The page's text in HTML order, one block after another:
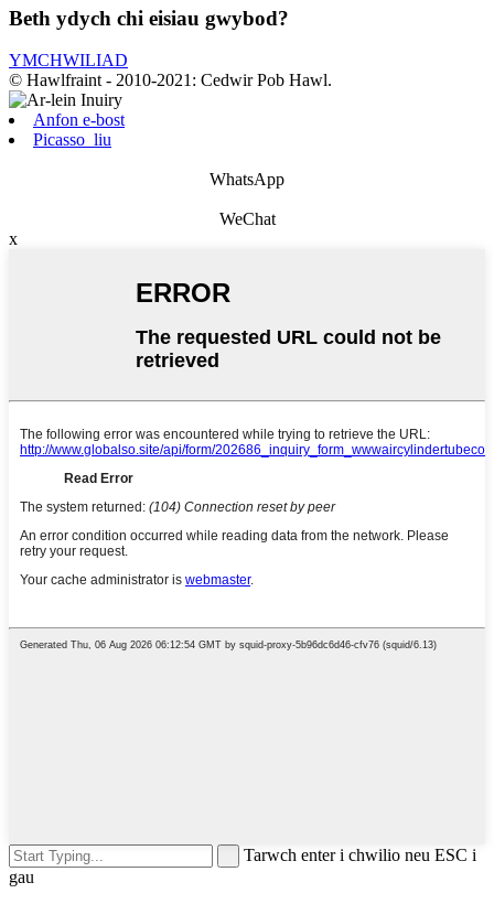
Beth ydych chi eisiau gwybod?
YMCHWILIAD
© Hawlfraint - 2010-2021: Cedwir Pob Hawl.
Anfon e-bost
Picasso_liu
WhatsApp
WeChat
x
Tarwch enter i chwilio neu ESC i
gau